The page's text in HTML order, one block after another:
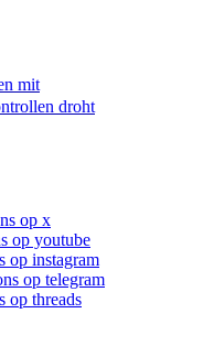
mit
droht
op x
op youtube
op instagram
op telegram
op threads